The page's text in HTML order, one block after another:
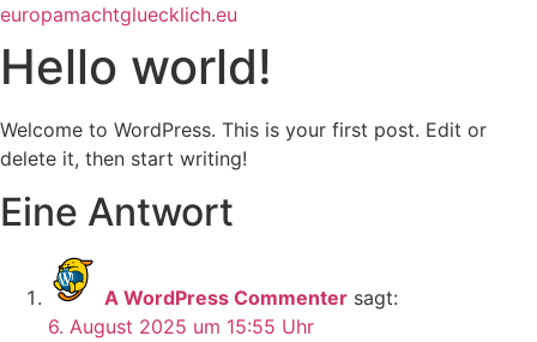
Zum
springen
europamachtgluecklich.eu
Hello world!
Welcome to WordPress. This is your first post. Edit or
delete it, then start writing!
Eine Antwort
A WordPress Commenter sagt:
6. August 2025 um 15:55 Uhr